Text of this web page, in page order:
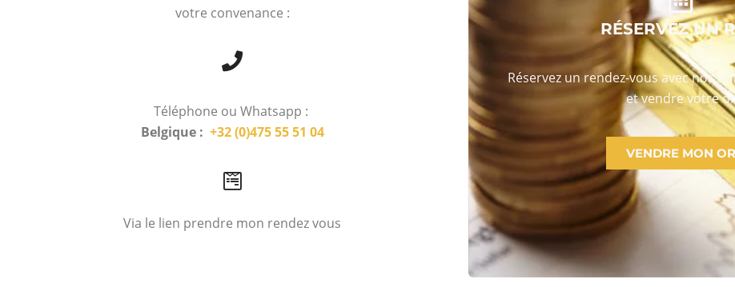
votre convenance :
Téléphone ou Whatsapp :
Belgique : +32 (0)475 55 51 04
Via le lien prendre mon rendez vous
RÉSERVEZ UN
Réservez un rendez-vous avec nos
et vendre votre or
VENDRE MON OR